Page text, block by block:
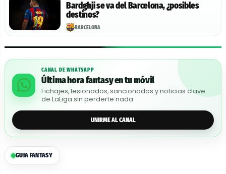
Bardghji se va del Barcelona, ¿posibles
destinos?
BARCELONA
CANAL DE WHATSAPP
Última hora fantasy en tu móvil
Fichajes, lesionados, sancionados y noticias clave
de LaLiga sin perderte nada.
UNIRME AL CANAL
GUIA FANTASY